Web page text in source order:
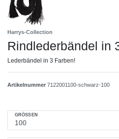
Harrys-Collection
Rindlederbändel in
Lederbändel in 3 Farben!
Artikelnummer 7122001100-schwarz-100
GRÖSSEN